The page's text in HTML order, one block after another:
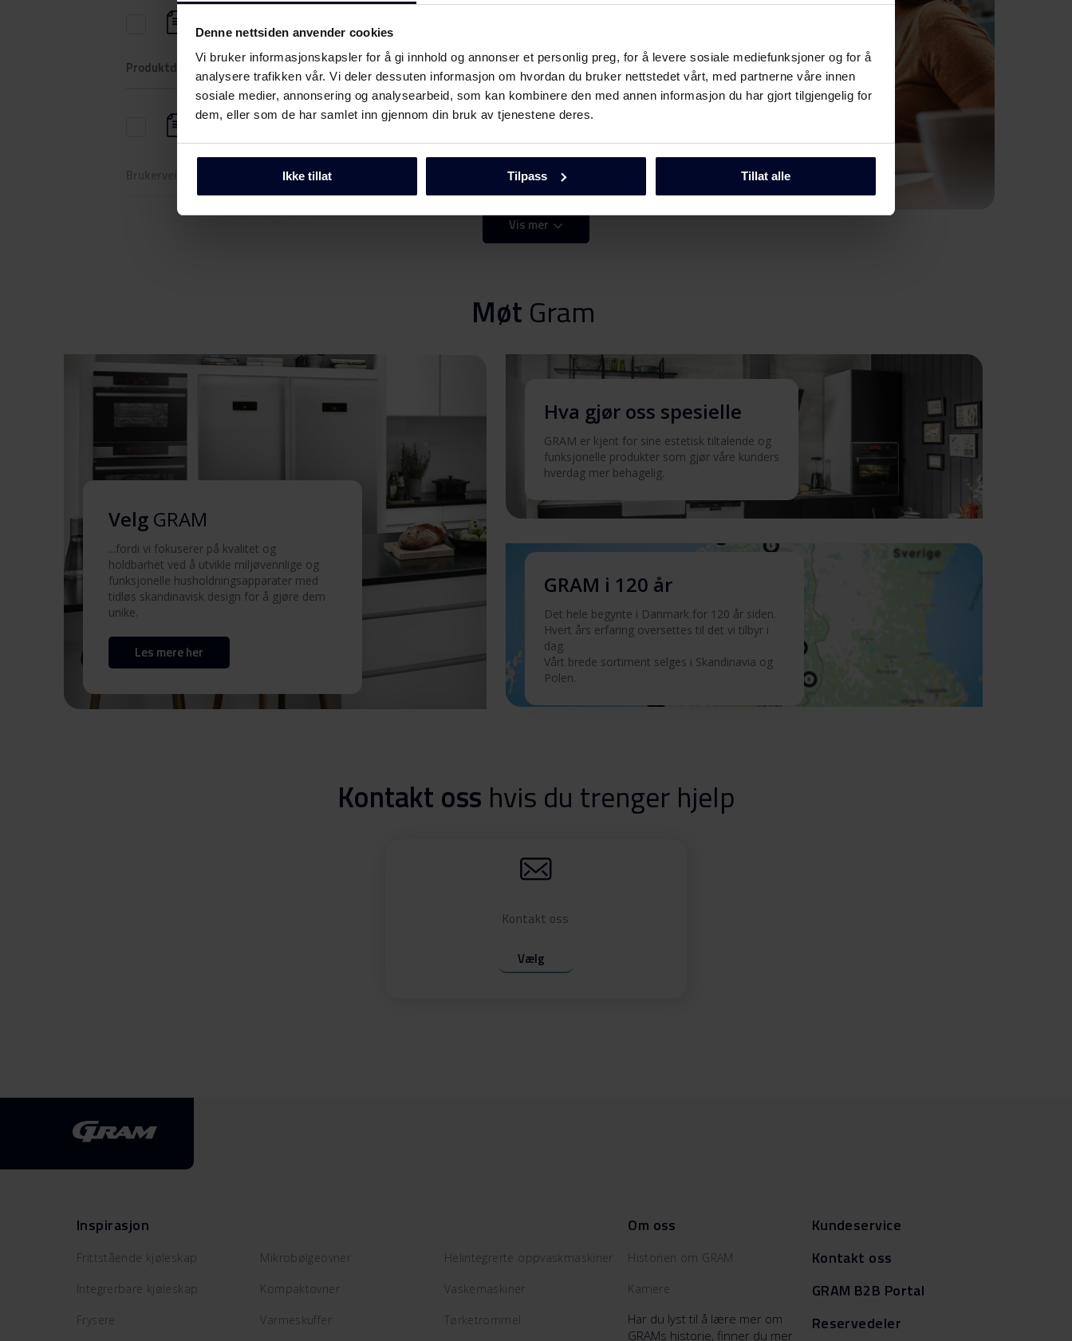
Denne nettsiden anvender cookies
Vi bruker informasjonskapsler for å gi innhold og annonser et personlig preg, for å levere sosiale mediefunksjoner og for å
analysere trafikken vår. Vi deler dessuten informasjon om hvordan du bruker nettstedet vårt, med partnerne våre innen
sosiale medier, annonsering og analysearbeid, som kan kombinere den med annen informasjon du har gjort tilgjengelig for
dem, eller som de har samlet inn gjennom din bruk av tjenestene deres.
Ikke tillat Tilpass Tillat alle
Energimerke
Produktdatablad
Produktkort
advarsler (DK)
Sikkerhetsinformasjon og
Last ned
(DK,EN,FI,NO,SV)
Last ned
Produktbilde KS 3265-90
Produktbilde KS 3265-90 Last ned
Vis mer
Møt Gram
Velg GRAM
...fordi vi fokuserer på kvalitet og
holdbarhet ved å utvikle miljøvennlige og
funksjonelle husholdningsapparater med
tidløs skandinavisk design for å gjøre dem
unike.
Les mere her
Hva gjør oss spesielle
GRAM er kjent for sine estetisk tiltalende og
funksjonelle produkter som gjør våre kunders
hverdag mer behagelig.
GRAM i 120 år
Det hele begynte i Danmark for 120 år siden.
Hvert års erfaring oversettes til det vi tilbyr i
dag.
Vårt brede sortiment selges i Skandinavia og
Polen.
Kontakt oss hvis du trenger hjelp
Kontakt oss
Vælg
Inspirasjon
Frittstående kjøleskap
Integrerbare kjøleskap
Frysere
Mikrobølgeovner
Kompaktovner
Varmeskuffer
Helintegrerte oppvaskmaskiner
Vaskemaskiner
Tørketrommel
Om oss
Historien om GRAM
Karriere
Har du lyst til å lære mer om
GRAMs historie, finner du mer
Kundeservice
Kontakt oss
GRAM B2B Portal
Reservedeler